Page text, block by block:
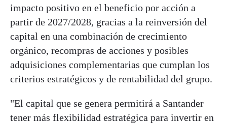
impacto positivo en el beneficio por acción a
partir de 2027/2028, gracias a la reinversión del
capital en una combinación de crecimiento
orgánico, recompras de acciones y posibles
adquisiciones complementarias que cumplan los
criterios estratégicos y de rentabilidad del grupo.
"El capital que se genera permitirá a Santander
tener más flexibilidad estratégica para invertir en